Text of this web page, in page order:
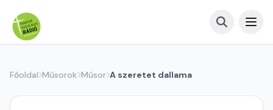
Főoldal Műsorok Műsor A szeretet dallama